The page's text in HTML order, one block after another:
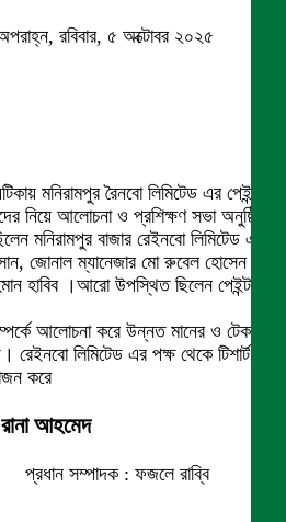
রবিবার, ৫ অক্টোবর ২০২৫
মনিরামপুর রৈনবো লিমিটেড এর পেইন্ট
নিয়ে আলোচনা ও প্রশিক্ষণ সভা অনুষ্ঠিত
বাজার রেইনবো লিমিটেড এর
জোনাল ম্যানেজার মো রুবেল হোসেন ও
হাবিব ।আরো উপস্থিত ছিলেন পেইন্টার
আলোচনা করে উন্নত মানের ও টেকসই
লিমিটেড এর পক্ষ থেকে টিশার্ট,
করে
আহমেদ
প্রধান সম্পাদক : ফজলে রাব্বি